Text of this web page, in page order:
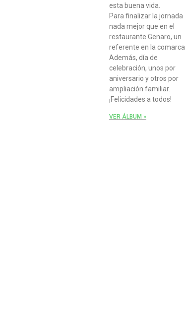
esta buena vida.
Para finalizar la jornada
nada mejor que en el
restaurante Genaro, un
referente en la comarca.
Además, día de
celebración, unos por
aniversario y otros por
ampliación familiar.
¡Felicidades a todos!
VER ÁLBUM »